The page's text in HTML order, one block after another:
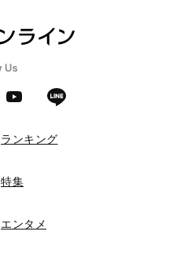
ランキング
特集
エンタメ